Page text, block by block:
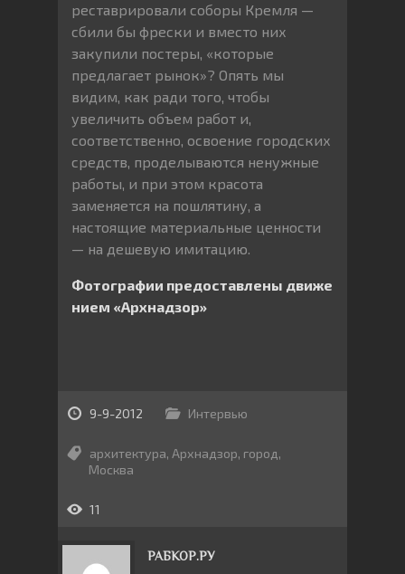
реставрировали соборы Кремля —
сбили бы фрески и вместо них
закупили постеры, «которые
предлагает рынок»? Опять мы
видим, как ради того, чтобы
увеличить объем работ и,
соответственно, освоение городских
средств, проделываются ненужные
работы, и при этом красота
заменяется на пошлятину, а
настоящие материальные ценности
— на дешевую имитацию.
Фотографии предоставлены движе
нием «Архнадзор»
9-9-2012 Интервью
архитектура, Архнадзор, город,
Москва
11
РАБКОР.РУ